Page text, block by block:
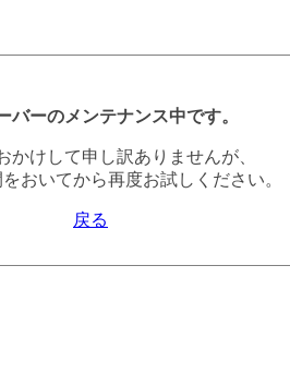
バーのメンテナンス中です。
かけして申し訳ありませんが、
おいてから再度お試しください。
戻る